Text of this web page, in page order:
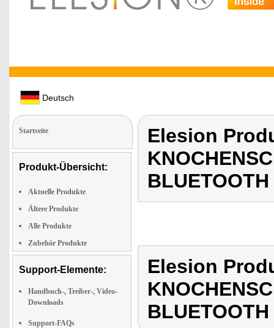
Deutsch
Startseite
Produkt-Übersicht:
Aktuelle Produkte
Ältere Produkte
Alle Produkte
Zubehör Produkte
Support-Elemente:
Handbuch-, Treiber-, Video-
Downloads
Support-FAQs
Elesion
Elesion